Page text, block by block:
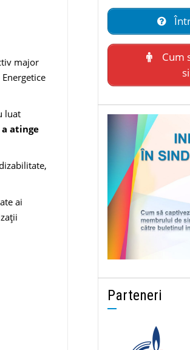
major
luat
atinge
ai
Cum
Parteneri